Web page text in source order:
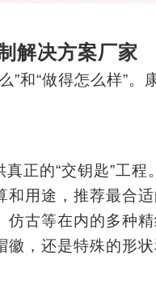
解决方案厂家
​​”和“​​做得怎么样​​”
真正的“交钥匙”工
用途，推荐最合
古​​等在内的多种
，还是特殊的形状